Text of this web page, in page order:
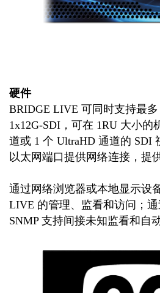
硬件
BRIDGE LIVE 可同时支持最
1x12G-SDI，可在 1RU 大小的
道或 1 个 UltraHD 通道的 SDI
以太网端口提供网络连接，提
通过网络浏览器或本地显示设
LIVE 的管理、监看和访问；
SNMP 支持间接未知监看和自